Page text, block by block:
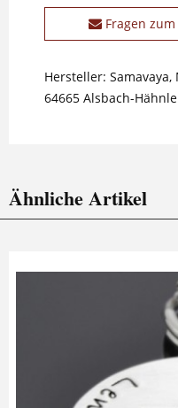
Fragen
Hersteller:
64665 Alsbach-
Ähnliche Artikel